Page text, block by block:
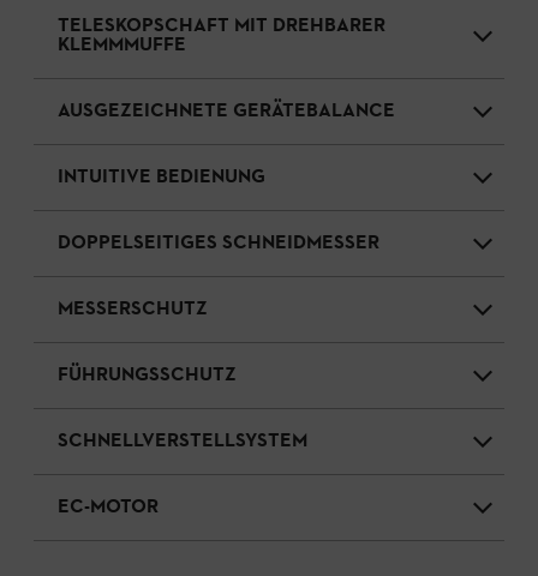
TELESKOPSCHAFT MIT DREHBARER
KLEMMMUFFE
AUSGEZEICHNETE GERÄTEBALANCE
INTUITIVE BEDIENUNG
DOPPELSEITIGES SCHNEIDMESSER
MESSERSCHUTZ
FÜHRUNGSSCHUTZ
SCHNELLVERSTELLSYSTEM
EC-MOTOR